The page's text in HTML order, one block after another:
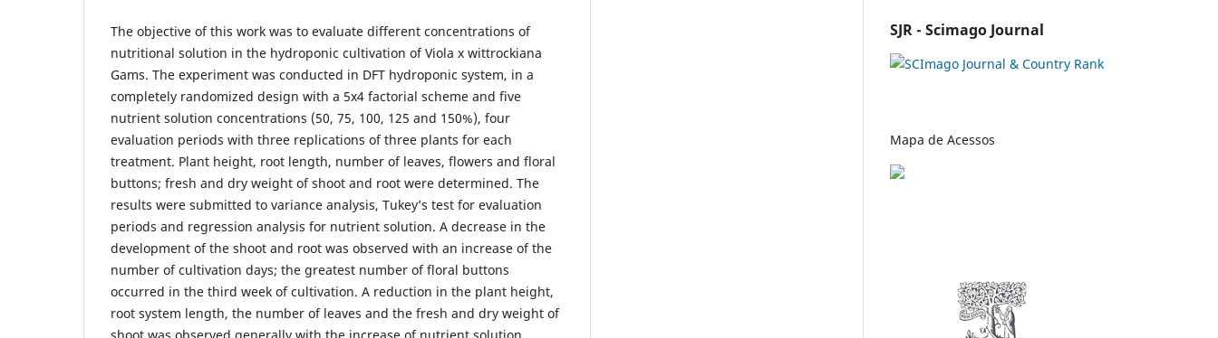
The objective of this work was to evaluate different concentrations of
nutritional solution in the hydroponic cultivation of Viola x wittrockiana
Gams. The experiment was conducted in DFT hydroponic system, in a
completely randomized design with a 5x4 factorial scheme and five
nutrient solution concentrations (50, 75, 100, 125 and 150%), four
evaluation periods with three replications of three plants for each
treatment. Plant height, root length, number of leaves, flowers and floral
buttons; fresh and dry weight of shoot and root were determined. The
results were submitted to variance analysis, Tukey’s test for evaluation
periods and regression analysis for nutrient solution. A decrease in the
development of the shoot and root was observed with an increase of the
number of cultivation days; the greatest number of floral buttons
occurred in the third week of cultivation. A reduction in the plant height,
root system length, the number of leaves and the fresh and dry weight of
SJR - Scimago Journal
Mapa de Acessos